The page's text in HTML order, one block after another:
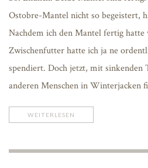
Ostobre-Mantel nicht so begeistert,
Nachdem ich den Mantel fertig
Zwischenfutter hatte ich ja ne
spendiert. Doch jetzt, mit sinkenden
anderen Menschen in Winterjacken
WEITERLESEN